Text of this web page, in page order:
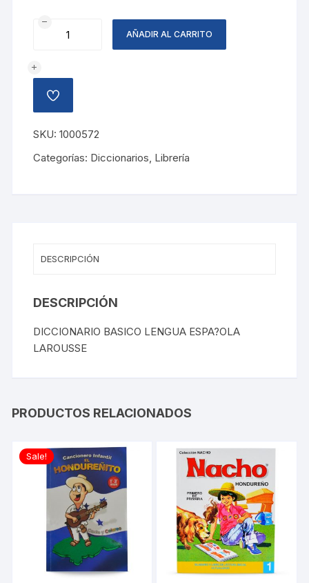
DICCIONARIO
BASICO
cantidad
AÑADIR AL CARRITO
AÑADIR
A
LISTA
DE
DESEOS
SKU:1000572
Categorías: Diccionarios, Librería
DESCRIPCIÓN
DESCRIPCIÓN
DICCIONARIO BASICO LENGUA ESPA?OLA
LAROUSSE
PRODUCTOS RELACIONADOS
Sale!